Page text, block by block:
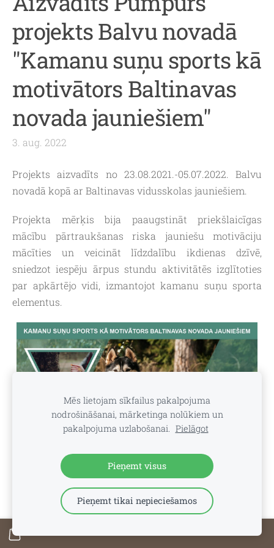
projekts Balvu novadā
"Kamanu suņu sports kā
motivātors Baltinavas
novada jauniešiem"
3. aug. 2022
Projekts aizvadīts no 23.08.2021.-05.07.2022. Balvu
novadā kopā ar Baltinavas vidusskolas jauniešiem.
Projekta mērķis bija paaugstināt priekšlaicīgas
mācību pārtraukšanas riska jauniešu motivāciju
mācīties un veicināt līdzdalību ikdienas dzīvē,
sniedzot iespēju ārpus stundu aktivitātēs izglītoties
par apkārtējo vidi, izmantojot kamanu suņu sporta
elementus.
Jaunieši apguva kanikrosu, veselīgu dzīvesstilu,
Mēs lietojam sīkfailus pakalpojuma
nodrošināšanai, mārketinga nolūkiem un
pakalpojuma uzlabošanai. Pielāgot
Pieņemt visus
Pieņemt tikai nepieciešamos